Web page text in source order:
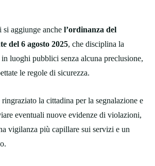
aggiunge anche l’ordinanza del
del 6 agosto 2025, che disciplina la
luoghi pubblici senza alcuna preclusione,
le regole di sicurezza.
la cittadina per la segnalazione e
eventuali nuove evidenze di violazioni,
vigilanza più capillare sui servizi e un